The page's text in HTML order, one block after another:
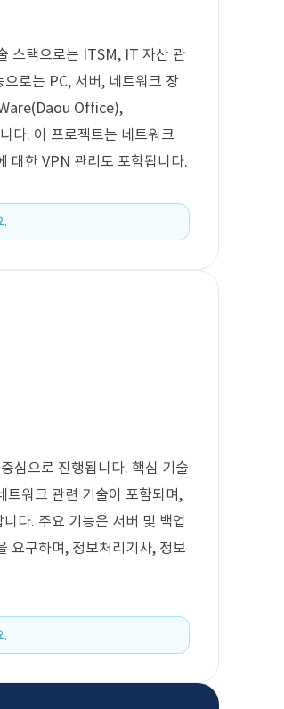
스택으로는 ITSM, IT 자산 관
로는 PC, 서버, 네트워크 장
Office),
다. 이 프로젝트는 네트워크
대한 VPN 관리도 포함됩니다.
.
심으로 진행됩니다. 핵심 기술
트워크 관련 기술이 포함되며,
다. 주요 기능은 서버 및 백업
요구하며, 정보처리기사, 정보
.